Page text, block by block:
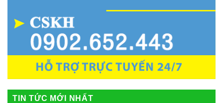
TIN TỨC MỚI NHẤT